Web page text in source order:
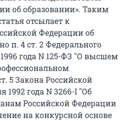
об образовании». Таким
отсылает к
Федерации об
п. 4 ст. 2 Федерального
года N 125-ФЗ "О высшем
5 Закона Российской
1992 года N 3266-I "Об
Российской Федерации
на конкурсной основе